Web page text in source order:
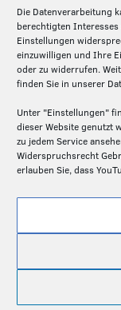
Die Datenverarbeitung
berechtigten
Einstellungen
einzuwilligen und Ihre
oder zu widerrufen.
finden Sie in unserer
Unter "Einstellungen"
dieser Website genutzt
zu jedem Service
Widerspruchsrecht
erlauben Sie, dass
2024) des
Verkehr. Die
Fraunhofer
Dortmund –
Source die
dezentrales
© Silicon